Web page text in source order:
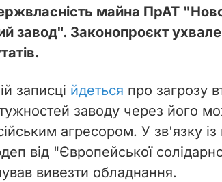
майна ПрАТ
завод". Законопроєкт
записці йдеться про загрозу
заводу через його
агресором. У зв'язку
від "Європейської
вивезти обладнання.